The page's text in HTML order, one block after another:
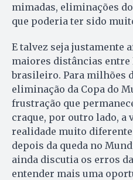
mimadas, eliminações
que poderia ter sido
E talvez seja justamente
maiores distâncias entre
brasileiro. Para milhões
eliminação da Copa do
frustração que
craque, por outro lado, a
realidade muito
depois da queda no
ainda discutia os erros
entender mais uma